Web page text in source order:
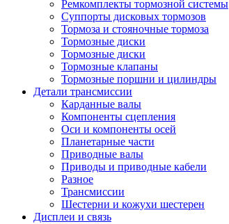
Ремкомплекты тормозной системы
Суппорты дисковых тормозов
Тормоза и стояночные тормоза
Тормозные диски
Тормозные диски
Тормозные клапаны
Тормозные поршни и цилиндры
Детали трансмиссии
Карданные валы
Компоненты сцепления
Оси и компоненты осей
Планетарные части
Приводные валы
Приводы и приводные кабели
Разное
Трансмиссии
Шестерни и кожухи шестерен
Дисплеи и связь